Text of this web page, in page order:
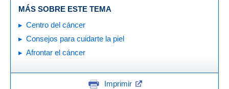
MÁS SOBRE ESTE TEMA
Centro del cáncer
Consejos para cuidarte la piel
Afrontar el cáncer
Imprimir